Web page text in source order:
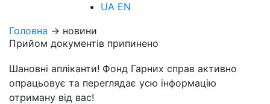
UA EN
Головна → новини
Прийом документів припинено
Шановні апліканти! Фонд Гарних справ активно
опрацьовує та переглядає усю інформацію
отриману від вас!